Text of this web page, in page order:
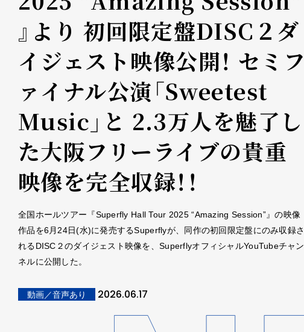
』より 初回限定盤DISC２ダ
イジェスト映像公開！ セミフ
ァイナル公演「Sweetest
Music」と 2.3万人を魅了し
た大阪フリーライブの貴重
映像を完全収録！！
全国ホールツアー『Superfly Hall Tour 2025 “Amazing Session”』の映像
作品を6月24日(水)に発売するSuperflyが、同作の初回限定盤にのみ収録さ
れるDISC２のダイジェスト映像を、SuperflyオフィシャルYouTubeチャン
ネルに公開した。
動画／音声あり 2026.06.17